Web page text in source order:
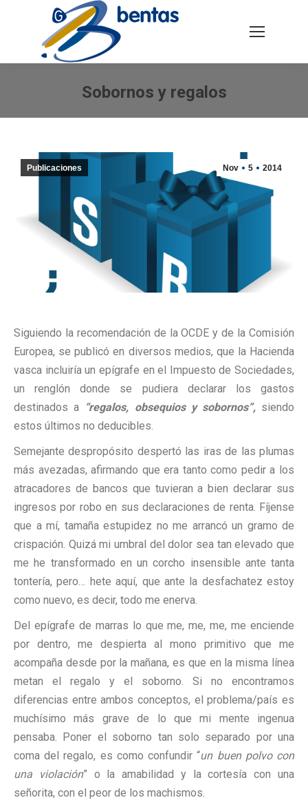
Buscar:
Sobornos y regalos
Nov 5 2014
Publicaciones
Siguiendo la recomendación de la OCDE y de la Comisión
Europea, se publicó en diversos medios, que la Hacienda
vasca incluiría un epígrafe en el Impuesto de Sociedades,
un renglón donde se pudiera declarar los gastos
destinados a “regalos, obsequios y sobornos”,siendo
estos últimos no deducibles.
Semejante despropósito despertó las iras de las plumas
más avezadas, afirmando que era tanto como pedir a los
atracadores de bancos que tuvieran a bien declarar sus
ingresos por robo en sus declaraciones de renta. Fíjense
que a mí, tamaña estupidez no me arrancó un gramo de
crispación. Quizá mi umbral del dolor sea tan elevado que
me he transformado en un corcho insensible ante tanta
tontería, pero… hete aquí, que ante la desfachatez estoy
como nuevo, es decir, todo me enerva.
Del epígrafe de marras lo que me, me, me, me enciende
por dentro, me despierta al mono primitivo que me
acompaña desde por la mañana, es que en la misma línea
metan el regalo y el soborno. Si no encontramos
diferencias entre ambos conceptos, el problema/país es
muchísimo más grave de lo que mi mente ingenua
pensaba. Poner el soborno tan solo separado por una
coma del regalo, es como confundir “un buen polvo con
una violación” o la amabilidad y la cortesía con una
señorita, con el peor de los machismos.